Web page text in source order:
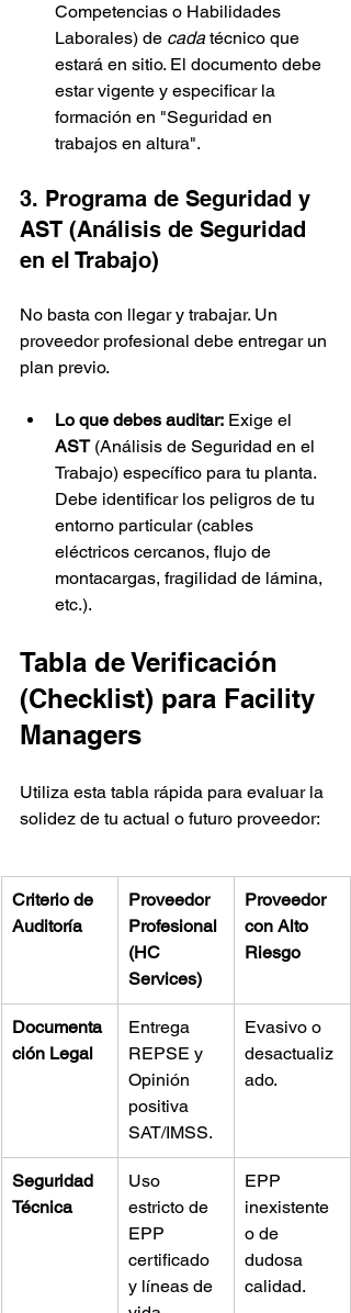
Competencias o Habilidades
Laborales) de cada técnico que
estará en sitio. El documento debe
estar vigente y especificar la
formación en "Seguridad en
trabajos en altura".
3. Programa de Seguridad y
AST (Análisis de Seguridad
en el Trabajo)
No basta con llegar y trabajar. Un
proveedor profesional debe entregar un
plan previo.
Lo que debes auditar: Exige el
AST (Análisis de Seguridad en el
Trabajo) específico para tu planta.
Debe identificar los peligros de tu
entorno particular (cables
eléctricos cercanos, flujo de
montacargas, fragilidad de lámina,
etc.).
Tabla de Verificación
(Checklist) para Facility
Managers
Utiliza esta tabla rápida para evaluar la
solidez de tu actual o futuro proveedor:
Criterio de
Auditoría
Proveedor
Profesional
(HC
Services)
Proveedor
con Alto
Riesgo
Documenta
ción Legal
Entrega
REPSE y
Opinión
positiva
SAT/IMSS.
Evasivo o
desactualiz
ado.
Seguridad
Técnica
Uso
estricto de
EPP
certificado
y líneas de
EPP
inexistente
o de
dudosa
calidad.